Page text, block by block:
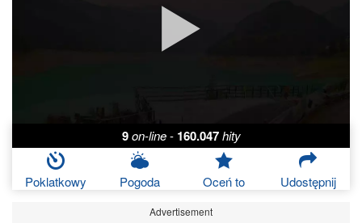
9 on-line - 160.047 hity
Poklatkowy Pogoda Oceń to Udostępnij
Advertisement